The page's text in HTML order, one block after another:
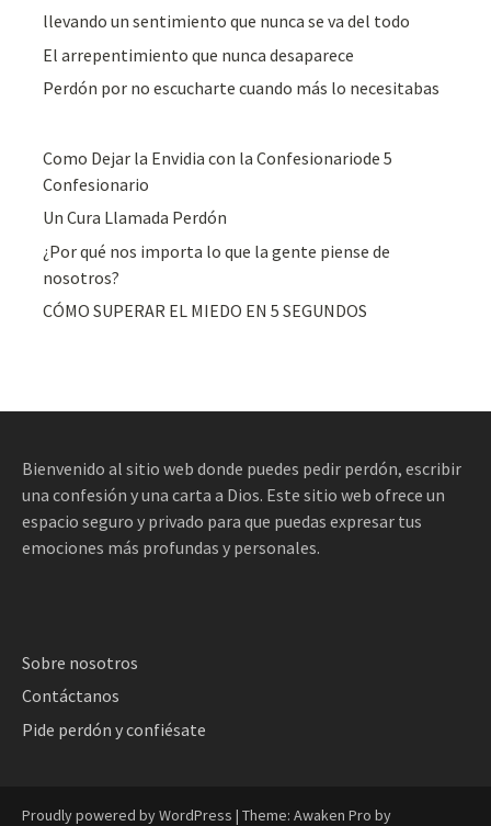
llevando un sentimiento que nunca se va del todo
El arrepentimiento que nunca desaparece
Perdón por no escucharte cuando más lo necesitabas
Como Dejar la Envidia con la Confesionariode 5
Confesionario
Un Cura Llamada Perdón
¿Por qué nos importa lo que la gente piense de
nosotros?
CÓMO SUPERAR EL MIEDO EN 5 SEGUNDOS
Bienvenido al sitio web donde puedes pedir perdón, escribir
una confesión y una carta a Dios. Este sitio web ofrece un
espacio seguro y privado para que puedas expresar tus
emociones más profundas y personales.
Sobre nosotros
Contáctanos
Pide perdón y confiésate
Proudly powered by WordPress | Theme: Awaken Pro by